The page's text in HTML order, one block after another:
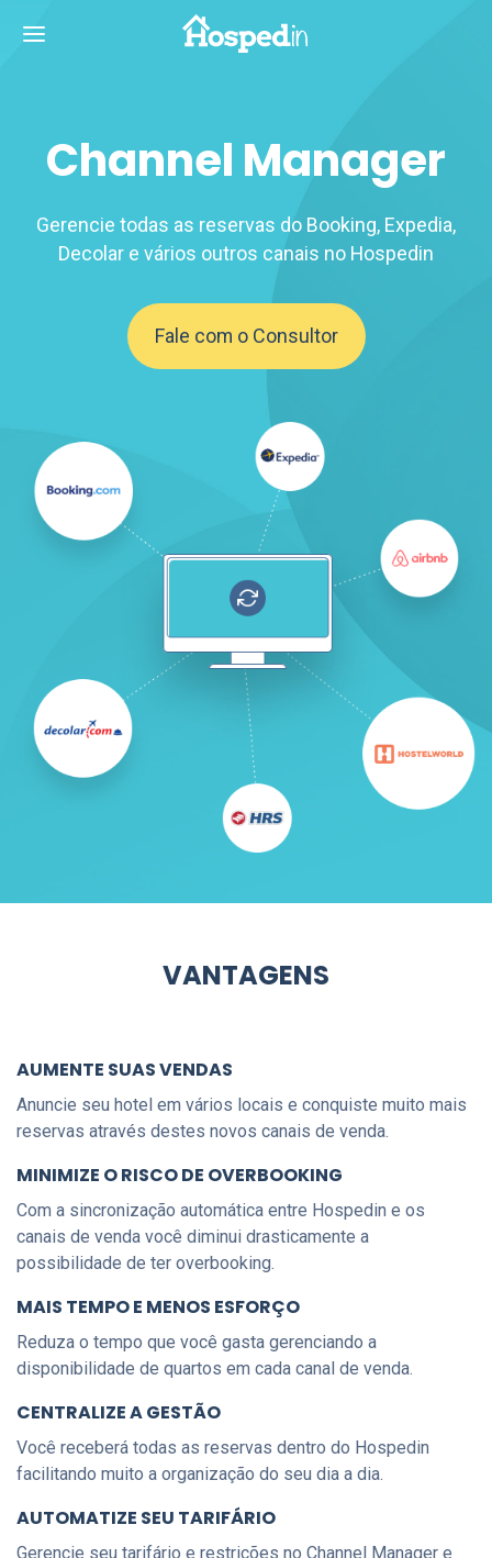
Channel Manager
Gerencie todas as reservas do Booking, Expedia,
Decolar e vários outros canais no Hospedin
Fale com o Consultor
VANTAGENS
AUMENTE SUAS VENDAS
Anuncie seu hotel em vários locais e conquiste muito mais
reservas através destes novos canais de venda.
MINIMIZE O RISCO DE OVERBOOKING
Com a sincronização automática entre Hospedin e os
canais de venda você diminui drasticamente a
possibilidade de ter overbooking.
MAIS TEMPO E MENOS ESFORÇO
Reduza o tempo que você gasta gerenciando a
disponibilidade de quartos em cada canal de venda.
CENTRALIZE A GESTÃO
Você receberá todas as reservas dentro do Hospedin
facilitando muito a organização do seu dia a dia.
AUTOMATIZE SEU TARIFÁRIO
Gerencie seu tarifário e restrições no Channel Manager e